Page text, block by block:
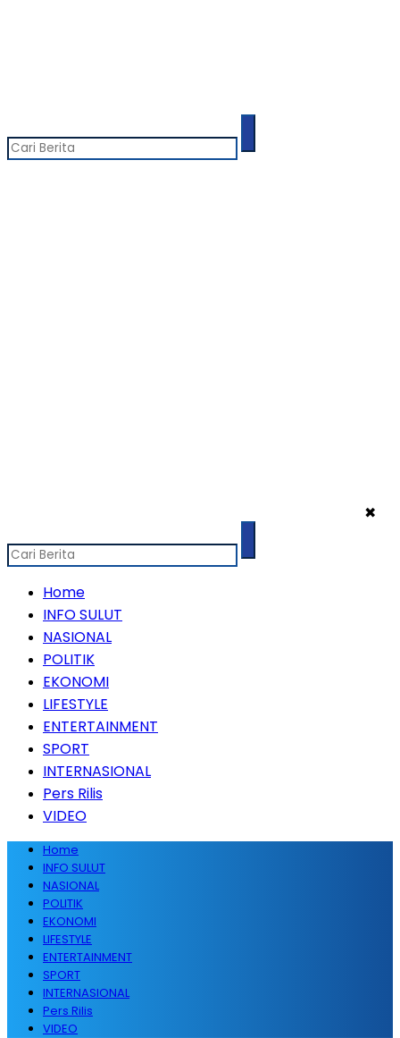
✖
Home
INFO SULUT
NASIONAL
POLITIK
EKONOMI
LIFESTYLE
ENTERTAINMENT
SPORT
INTERNASIONAL
Pers Rilis
VIDEO
Home
INFO SULUT
NASIONAL
POLITIK
EKONOMI
LIFESTYLE
ENTERTAINMENT
SPORT
INTERNASIONAL
Pers Rilis
VIDEO